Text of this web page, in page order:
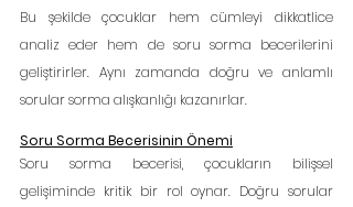
Bu şekilde çocuklar hem cümleyi dikkatlice
analiz eder hem de soru sorma becerilerini
geliştirirler. Aynı zamanda doğru ve anlamlı
sorular sorma alışkanlığı kazanırlar.
Soru Sorma Becerisinin Önemi
Soru sorma becerisi, çocukların bilişsel
gelişiminde kritik bir rol oynar. Doğru sorular